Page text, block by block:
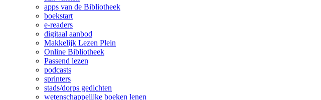
apps van de Bibliotheek
boekstart
e-readers
digitaal aanbod
Makkelijk Lezen Plein
Online Bibliotheek
Passend lezen
podcasts
sprinters
stads/dorps gedichten
wetenschappelijke boeken lenen